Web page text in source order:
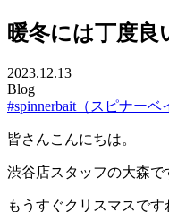
暖冬には丁度良
2023.12.13
Blog
#spinnerbait（スピナーベ
皆さんこんにちは。
渋谷店スタッフの大森で
もうすぐクリスマスです